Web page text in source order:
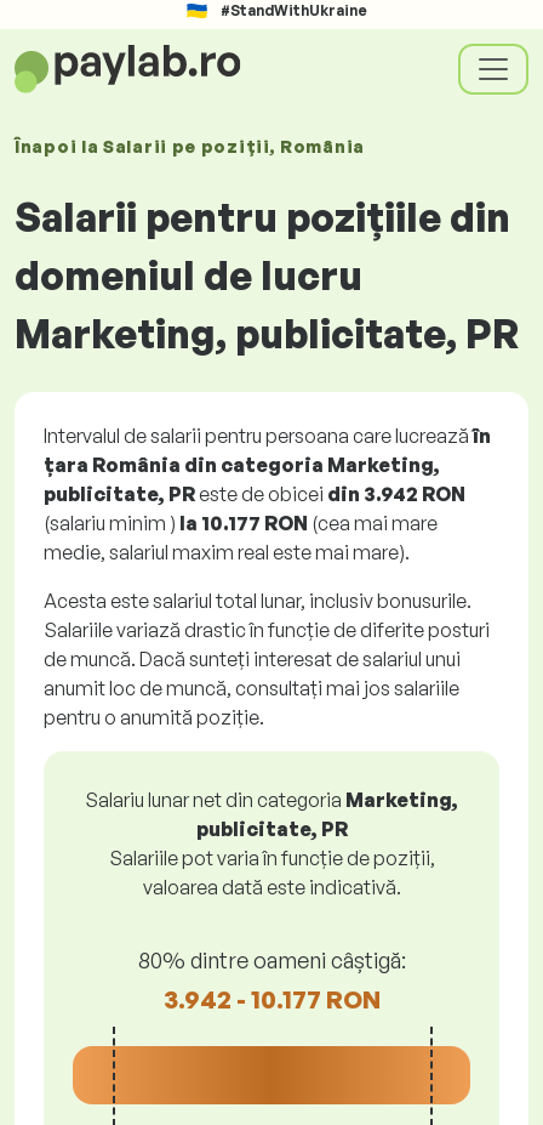
#StandWithUkraine
Înapoi la Salarii pe poziții, România
Salarii pentru pozițiile din
domeniul de lucru
Marketing, publicitate, PR
Intervalul de salarii pentru persoana care lucreazăîn
țara România din categoria Marketing,
publicitate, PReste de obicei din 3.942 RON
(salariu minim ) la 10.177 RON (cea mai mare
medie, salariul maxim real este mai mare).
Acesta este salariul total lunar, inclusiv bonusurile.
Salariile variază drastic în funcție de diferite posturi
de muncă. Dacă sunteți interesat de salariul unui
anumit loc de muncă, consultați mai jos salariile
pentru o anumită poziție.
Salariu lunar net din categoria Marketing,
publicitate, PR
Salariile pot varia în funcție de poziții,
valoarea dată este indicativă.
80% dintre oameni câștigă:
3.942 - 10.177 RON